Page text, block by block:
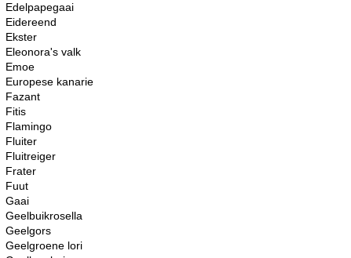
Edelpapegaai
Eidereend
Ekster
Eleonora's valk
Emoe
Europese kanarie
Fazant
Fitis
Flamingo
Fluiter
Fluitreiger
Frater
Fuut
Gaai
Geelbuikrosella
Geelgors
Geelgroene lori